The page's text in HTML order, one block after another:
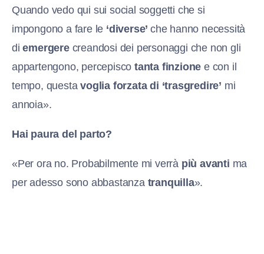
Quando vedo qui sui social soggetti che si
impongono a fare le ‘diverse’che hanno necessità
diemergerecreandosi dei personaggi che non gli
appartengono, percepiscotanta finzione e con il
tempo, questavoglia forzata di ‘trasgredire’ mi
annoia».
Hai paura del parto?
«Per ora no. Probabilmente mi verrà più avanti ma
per adesso sono abbastanza tranquilla».